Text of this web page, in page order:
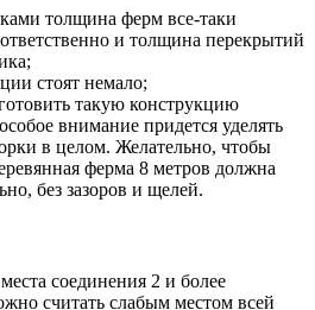
толщина ферм все-таки
и толщина перекрытий
стоят немало;
такую конструкцию
внимание придется уделять
в целом. Желательно, чтобы
ферма 8 метров должна
без зазоров и щелей.
соединения 2 и более
считать слабым местом всей